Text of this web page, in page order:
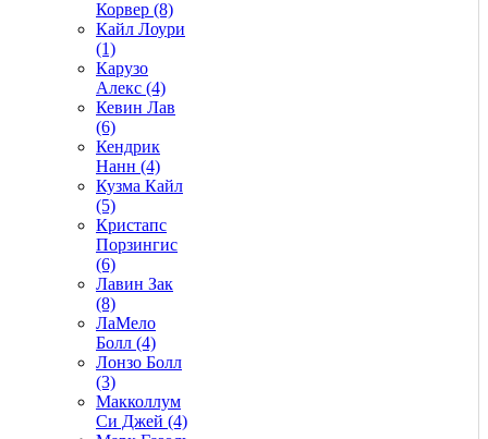
Корвер (8)
Кайл Лоури
(1)
Карузо
Алекс (4)
Кевин Лав
(6)
Кендрик
Нанн (4)
Кузма Кайл
(5)
Кристапс
Порзингис
(6)
Лавин Зак
(8)
ЛаМело
Болл (4)
Лонзо Болл
(3)
Макколлум
Си Джей (4)